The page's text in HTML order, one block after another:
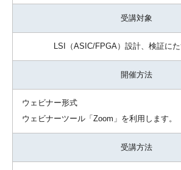
受講対象
LSI（ASIC/FPGA）設計、検証に
開催方法
ウェビナー形式
ウェビナーツール「Zoom」を利用します。
受講方法